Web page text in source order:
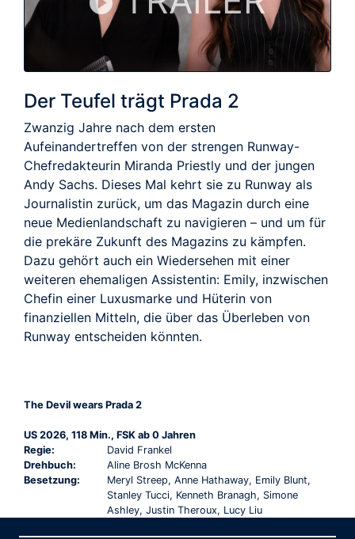
Der Teufel trägt Prada 2
Zwanzig Jahre nach dem ersten
Aufeinandertreffen von der strengen Runway-
Chefredakteurin Miranda Priestly und der jungen
Andy Sachs. Dieses Mal kehrt sie zu Runway als
Journalistin zurück, um das Magazin durch eine
neue Medienlandschaft zu navigieren – und um für
die prekäre Zukunft des Magazins zu kämpfen.
Dazu gehört auch ein Wiedersehen mit einer
weiteren ehemaligen Assistentin: Emily, inzwischen
Chefin einer Luxusmarke und Hüterin von
finanziellen Mitteln, die über das Überleben von
Runway entscheiden könnten.
The Devil wears Prada 2
US 2026, 118 Min., FSK ab 0 Jahren
Regie:
David Frankel
Drehbuch:
Aline Brosh McKenna
Besetzung:
Meryl Streep, Anne Hathaway, Emily Blunt,
Stanley Tucci, Kenneth Branagh, Simone
Ashley, Justin Theroux, Lucy Liu